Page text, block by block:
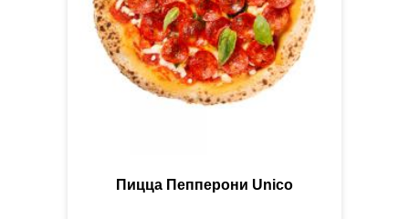
Пицца Пепперони Unico